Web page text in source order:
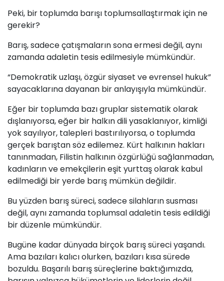
Peki, bir toplumda barışı toplumsallaştırmak için ne
gerekir?
Barış, sadece çatışmaların sona ermesi değil, aynı
zamanda adaletin tesis edilmesiyle mümkündür.
“Demokratik uzlaşı, özgür siyaset ve evrensel hukuk”
sayacaklarına dayanan bir anlayışıyla mümkündür.
Eğer bir toplumda bazı gruplar sistematik olarak
dışlanıyorsa, eğer bir halkın dili yasaklanıyor, kimliği
yok sayılıyor, talepleri bastırılıyorsa, o toplumda
gerçek barıştan söz edilemez. Kürt halkının hakları
tanınmadan, Filistin halkının özgürlüğü sağlanmadan,
kadınların ve emekçilerin eşit yurttaş olarak kabul
edilmediği bir yerde barış mümkün değildir.
Bu yüzden barış süreci, sadece silahların susması
değil, aynı zamanda toplumsal adaletin tesis edildiği
bir düzenle mümkündür.
Bugüne kadar dünyada birçok barış süreci yaşandı.
Ama bazıları kalıcı olurken, bazıları kısa sürede
bozuldu. Başarılı barış süreçlerine baktığımızda,